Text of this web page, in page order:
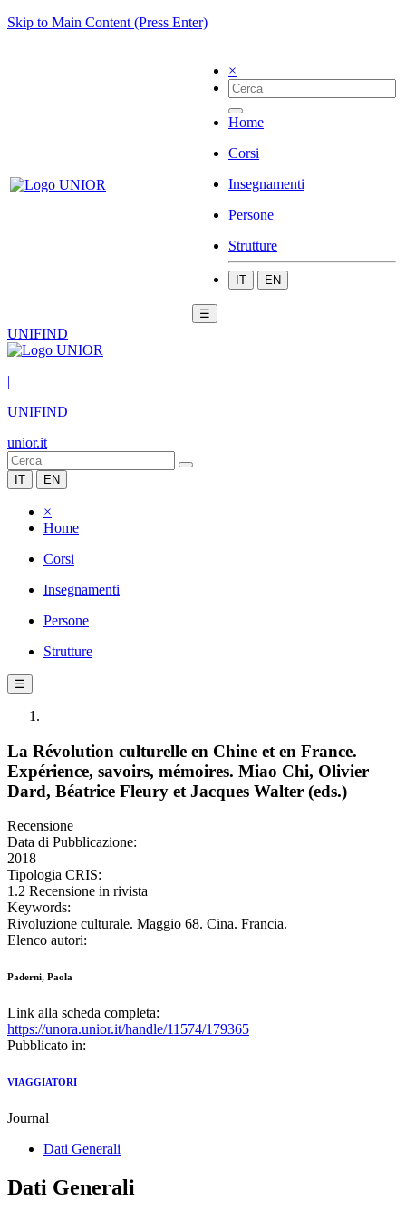
Skip to Main Content (Press Enter)
×
Home
Corsi
Insegnamenti
Persone
Strutture
IT EN
☰
UNIFIND
|
UNIFIND
unior.it
IT EN
×
Home
Corsi
Insegnamenti
Persone
Strutture
☰
La Révolution culturelle en Chine et en France.
Expérience, savoirs, mémoires. Miao Chi, Olivier
Dard, Béatrice Fleury et Jacques Walter (eds.)
Recensione
Data di Pubblicazione:
2018
Tipologia CRIS:
1.2 Recensione in rivista
Keywords:
Rivoluzione culturale. Maggio 68. Cina. Francia.
Elenco autori:
Paderni, Paola
Link alla scheda completa:
https://unora.unior.it/handle/11574/179365
Pubblicato in:
VIAGGIATORI
Journal
Dati Generali
Dati Generali